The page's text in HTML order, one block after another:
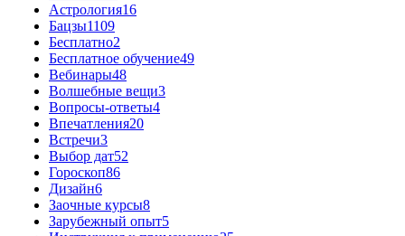
Астрология16
Бацзы1109
Бесплатно2
Бесплатное обучение49
Вебинары48
Волшебные вещи3
Вопросы-ответы4
Впечатления20
Встречи3
Выбор дат52
Гороскоп86
Дизайн6
Заочные курсы8
Зарубежный опыт5